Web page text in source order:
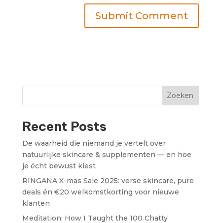
Zoeken
Recent Posts
De waarheid die niemand je vertelt over
natuurlijke skincare & supplementen — en hoe
je écht bewust kiest
RINGANA X-mas Sale 2025: verse skincare, pure
deals én €20 welkomstkorting voor nieuwe
klanten
Meditation: How I Taught the 100 Chatty